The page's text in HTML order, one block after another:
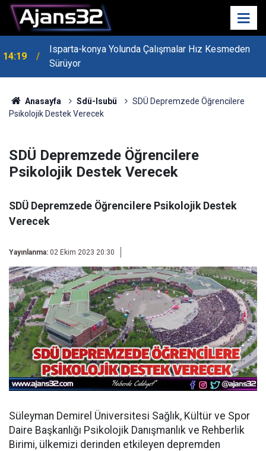
14:19
Isparta-konya Yolunda Çalışmalar Hız Kesmeden
Sürüyor
Anasayfa Sdü-Isubü
SDÜ Depremzede Öğrencilere
Psikolojik Destek Verecek
SDÜ Depremzede Öğrencilere
Psikolojik Destek Verecek
SDÜ Depremzede Öğrencilere Psikolojik Destek
Verecek
Yayınlanma: 02 Ekim 2023 20:30
Süleyman Demirel Üniversitesi Sağlık, Kültür ve Spor
Daire Başkanlığı Psikolojik Danışmanlık ve Rehberlik
Birimi, ülkemizi derinden etkileyen depremden